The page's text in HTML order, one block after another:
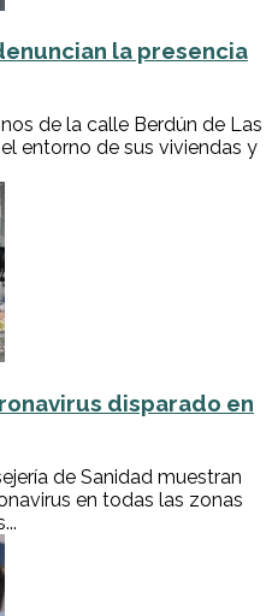
la presencia
de la calle Berdún de Las
entorno de sus viviendas y
disparado en
de Sanidad muestran
en todas las zonas